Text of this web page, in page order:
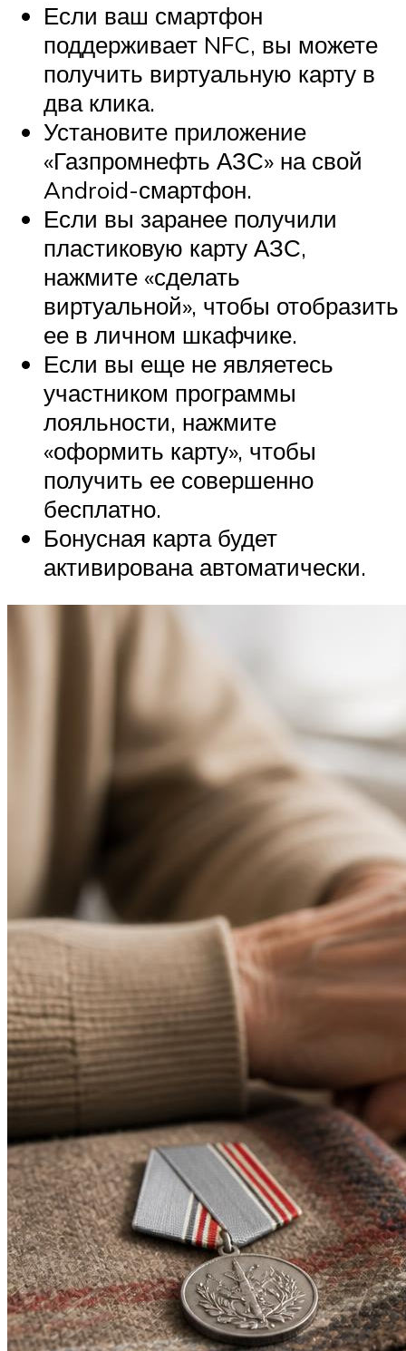
Если ваш смартфон
поддерживает NFC, вы можете
получить виртуальную карту в
два клика.
Установите приложение
«Газпромнефть АЗС» на свой
Android-смартфон.
Если вы заранее получили
пластиковую карту АЗС,
нажмите «сделать
виртуальной», чтобы отобразить
ее в личном шкафчике.
Если вы еще не являетесь
участником программы
лояльности, нажмите
«оформить карту», ​​чтобы
получить ее совершенно
бесплатно.
Бонусная карта будет
активирована автоматически.